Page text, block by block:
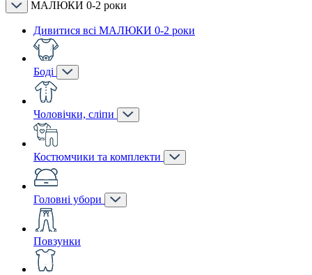
МАЛЮКИ 0-2 роки
Дивитися всі МАЛЮКИ 0-2 роки
Боді
Чоловічки, сліпи
Костюмчики та комплекти
Головні убори
Повзунки